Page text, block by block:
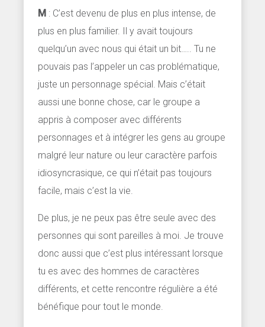
M : C’est devenu de plus en plus intense, de
plus en plus familier. Il y avait toujours
quelqu’un avec nous qui était un bit….. Tu ne
pouvais pas l’appeler un cas problématique,
juste un personnage spécial. Mais c’était
aussi une bonne chose, car le groupe a
appris à composer avec différents
personnages et à intégrer les gens au groupe
malgré leur nature ou leur caractère parfois
idiosyncrasique, ce qui n’était pas toujours
facile, mais c’est la vie.
De plus, je ne peux pas être seule avec des
personnes qui sont pareilles à moi. Je trouve
donc aussi que c’est plus intéressant lorsque
tu es avec des hommes de caractères
différents, et cette rencontre régulière a été
bénéfique pour tout le monde.